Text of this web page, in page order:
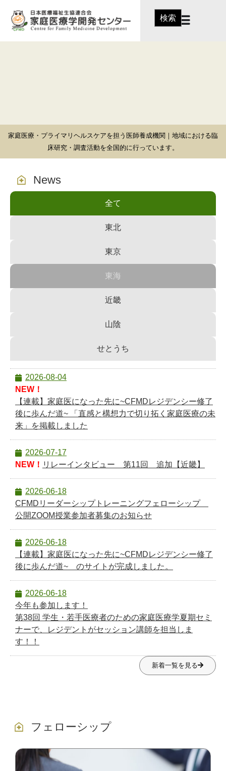
検索
家庭医療・プライマリヘルスケアを担う医師養成機関｜地域における臨
床研究・調査活動を全国的に行っています。
News
全て
東北
東京
東海
近畿
山陰
せとうち
2026-08-04
NEW！
【連載】家庭医になった先に~CFMDレジデンシー修了
後に歩んだ道~ 「直感と構想力で切り拓く家庭医療の未
来」を掲載しました
2026-07-17
NEW！ リレーインタビュー 第11回 追加【近畿】
2026-06-18
CFMDリーダーシップトレーニングフェローシップ
公開ZOOM授業参加者募集のお知らせ
2026-06-18
【連載】家庭医になった先に~CFMDレジデンシー修了
後に歩んだ道~ のサイトが完成しました。
2026-06-18
今年も参加します！
第38回 学生・若手医療者のための家庭医療学夏期セミ
ナーで、レジデントがセッション講師を担当しま
す！！
新着一覧を見る
フェローシップ